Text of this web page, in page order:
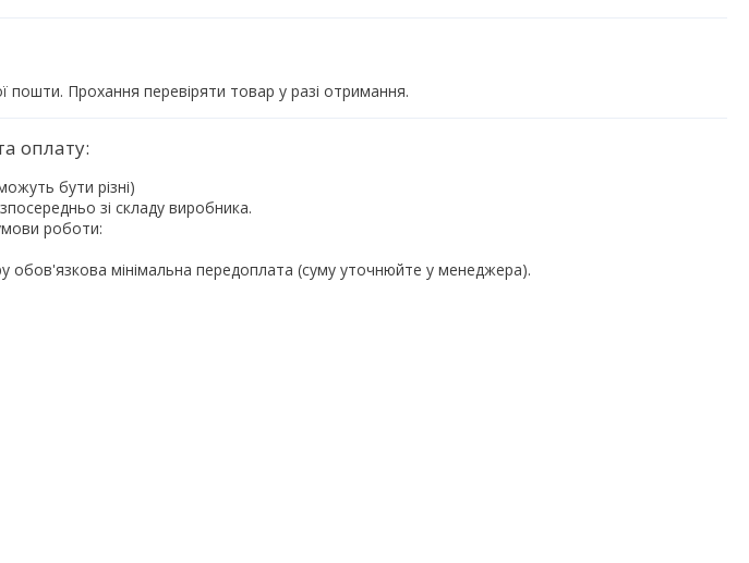
пошти. Прохання перевіряти товар у разі отримання.
бути різні)
зі складу виробника.
роботи:
обов'язкова мінімальна передоплата (суму уточнюйте у менеджера).